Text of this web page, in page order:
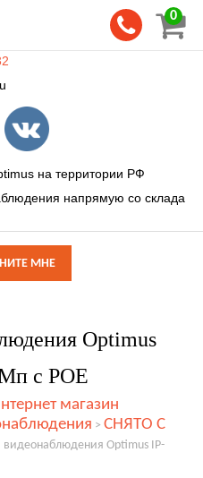
0
на территории РФ
напрямую со склада
МНЕ
Optimus
с POE
магазин
> СНЯТО С
видеонаблюдения Optimus IP-